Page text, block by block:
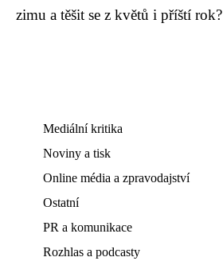
zimu a těšit se z květů i příští rok?
Mediální kritika
Noviny a tisk
Online média a zpravodajství
Ostatní
PR a komunikace
Rozhlas a podcasty